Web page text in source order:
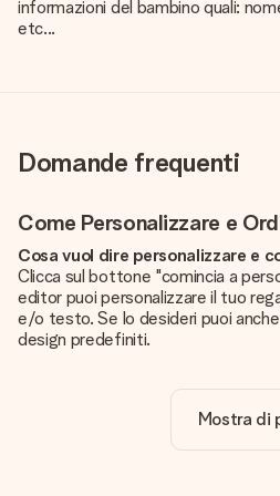
informazioni del bambino quali:
etc...
Domande frequenti
Come Personalizzare e
Cosa vuol dire personalizzare e
Clicca sul bottone "comincia a
editor puoi personalizzare il tuo
e/o testo. Se lo desideri puoi
design predefiniti.
Certo! Il prezzo mostrato include
Mostra di